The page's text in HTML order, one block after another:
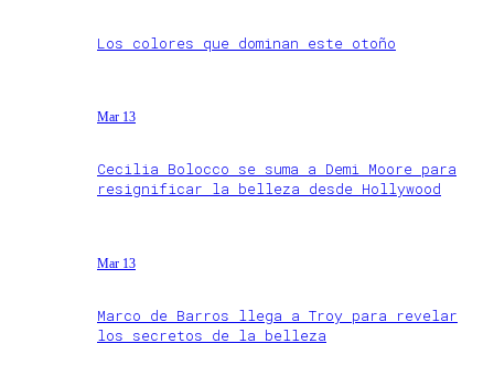
Los colores que dominan este otoño
Mar 13
Cecilia Bolocco se suma a Demi Moore para
resignificar la belleza desde Hollywood
Mar 13
Marco de Barros llega a Troy para revelar
los secretos de la belleza